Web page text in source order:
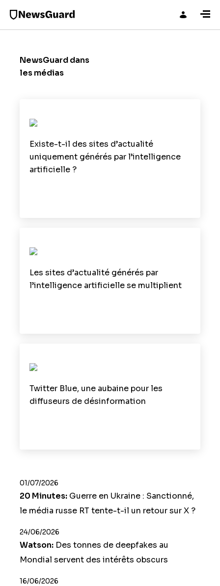
NewsGuard dans
les médias
Existe-t-il des sites d’actualité
uniquement générés par l’intelligence
artificielle ?
Les sites d’actualité générés par
l’intelligence artificielle se multiplient
Twitter Blue, une aubaine pour les
diffuseurs de désinformation
01/07/2026
20 Minutes: Guerre en Ukraine : Sanctionné,
le média russe RT tente-t-il un retour sur X ?
24/06/2026
Watson: Des tonnes de deepfakes au
Mondial servent des intérêts obscurs
16/06/2026